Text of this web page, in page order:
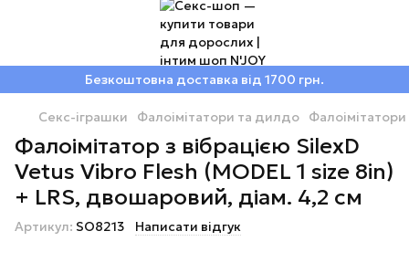
Безкоштовна доставка від 1700 грн.
Секс-іграшки Фалоімітатори та дилдо Фалоімітатори
Фалоімітатор з вібрацією SilexD
Vetus Vibro Flesh (MODEL 1 size 8in)
+ LRS, двошаровий, діам. 4,2 см
Артикул: SO8213 Написати відгук